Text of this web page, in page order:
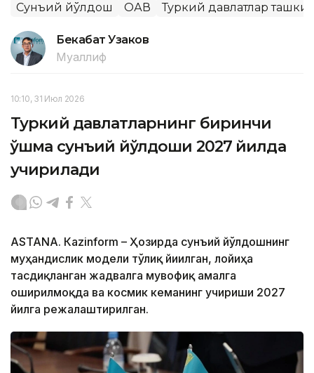
Сунъий йўлдош ОАВ Туркий давлатлар
Бекабат Узаков
Муаллиф
10:10, 31 Июл 2026
Туркий давлатларнинг биринчи
қўшма сунъий йўлдоши 2027 йилда
учирилади
ASTANА. Кazinform – Ҳозирда сунъий йўлдошнинг
муҳандислик модели тўлиқ йиғилган, лойиҳа
тасдиқланган жадвалга мувофиқ амалга
оширилмоқда ва космик кеманинг учириши 2027
йилга режалаштирилган.